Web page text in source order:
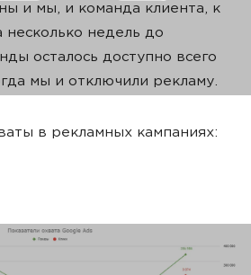
и мы, и команда клиента, к
несколько недель до
осталось доступно всего
мы и отключили рекламу.
в рекламных кампаниях: